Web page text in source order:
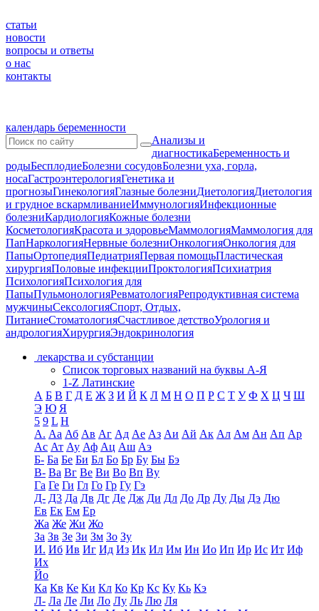
статьи
новости
вопросы и ответы
о нас
контакты
календарь беременности
Анализы и
диагностикаБеременность и
родыБесплодиеБолезни сосудовБолезни уха, горла,
носаГастроэнтерологияГенетика и
прогнозыГинекологияГлазные болезниДиетологияДиетология
и грудное вскармливаниеИммунологияИнфекционные
болезниКардиологияКожные болезни
КосметологияКрасота и здоровьеМаммологияМаммология для
ПапНаркологияНервные болезниОнкологияОнкология для
ПапыОртопедияПедиатрияПервая помощьПластическая
хирургияПоловые инфекцииПроктологияПсихиатрия
ПсихологияПсихология для
ПапыПульмонологияРевматологияРепродуктивная система
мужчиныСексологияСпорт, Отдых,
ПитаниеСтоматологияСчастливое детствоУрология и
андрологияХирургияЭндокринология
лекарства и субстанции
Список торговых названий на буквы А-Я
1-Z Латинские
А Б В Г Д Е Ж З И Й К Л М Н О П Р С Т У Ф Х Ц Ч Ш
Э Ю Я
5 9 L H
А. Аа Аб Ав Аг Ад Ае Аз Аи Ай Ак Ал Ам Ан Ап Ар
Ас Ат Ау Аф Ац Аш Аэ
Б- Ба Бе Би Бл Бо Бр Бу Бы Бэ
В- Ва Вг Ве Ви Во Вп Ву
Га Ге Ги Гл Го Гр Гу Гэ
Д- Д3 Да Дв Дг Де Дж Ди Дл До Др Ду Ды Дэ Дю
Ев Ек Ем Ер
Жа Же Жи Жо
За Зв Зе Зи Зм Зо Зу
И. Иб Ив Иг Ид Из Ик Ил Им Ин Ио Ип Ир Ис Ит Иф
Их
Йо
Ка Кв Ке Ки Кл Ко Кр Кс Ку Кь Кэ
Л- Ла Ле Ли Ло Лу Ль Лю Ля